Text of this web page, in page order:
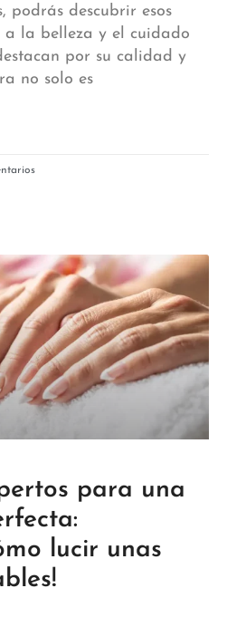
podrás descubrir esos
a la belleza y el cuidado
por su calidad y
no solo es
para una
lucir unas